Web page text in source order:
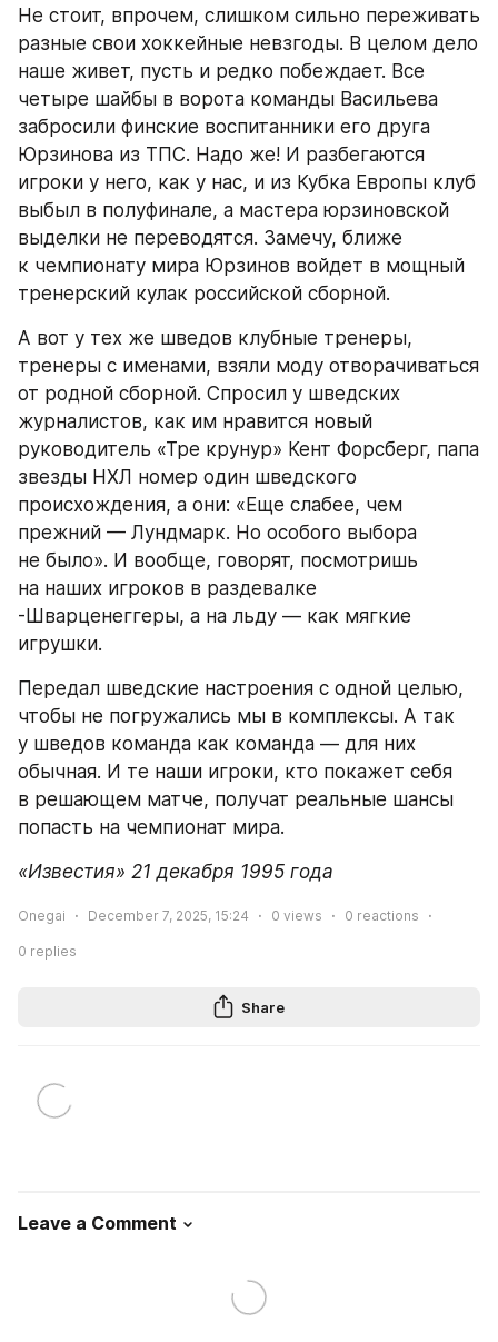
Не стоит, впрочем, слишком сильно переживать
разные свои хоккейные невзгоды. В целом дело
наше живет, пусть и редко побеждает. Все
четыре шайбы в ворота команды Васильева
забросили финские воспитанники его друга
Юрзинова из ТПС. Надо же! И разбегаются
игроки у него, как у нас, и из Кубка Европы клуб
выбыл в полуфинале, а мастера юрзиновской
выделки не переводятся. Замечу, ближе
к чемпионату мира Юрзинов войдет в мощный
тренерский кулак российской сборной.
А вот у тех же шведов клубные тренеры,
тренеры с именами, взяли моду отворачиваться
от родной сборной. Спросил у шведских
журналистов, как им нравится новый
руководитель «Тре крунур» Кент Форсберг, папа
звезды НХЛ номер один шведского
происхождения, а они: «Еще слабее, чем
прежний — Лундмарк. Но особого выбора
не было». И вообще, говорят, посмотришь
на наших игроков в раздевалке
-Шварценеггеры, а на льду — как мягкие
игрушки.
Передал шведские настроения с одной целью,
чтобы не погружались мы в комплексы. А так
у шведов команда как команда — для них
обычная. И те наши игроки, кто покажет себя
в решающем матче, получат реальные шансы
попасть на чемпионат мира.
«Известия» 21 декабря 1995 года
Onegai December 7, 2025, 15:24 0 views 0 reactions
0 replies
Share
Leave a Comment